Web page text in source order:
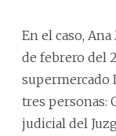
En el caso,
de febrero del
supermercado
tres personas:
judicial del